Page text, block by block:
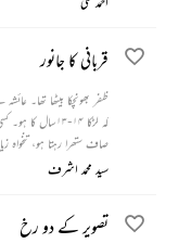
قربانی کا جانور
کہ لڑکا ۱۴-
صاف ستھرا رہتا ہو، تنخواہ
سید محمد اشرف
تصویر کے دو رخ